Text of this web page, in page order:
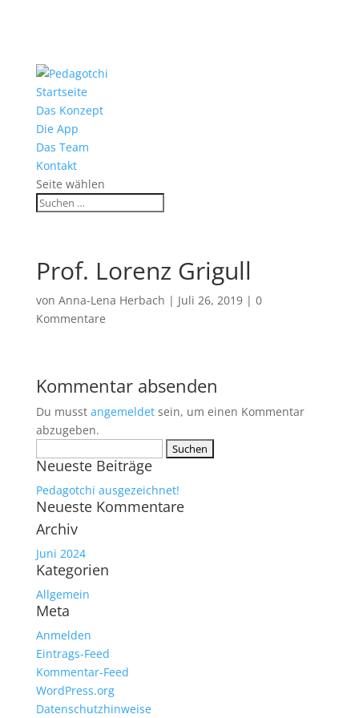
Startseite
Das Konzept
Die App
Das Team
Kontakt
Seite wählen
Prof. Lorenz Grigull
von Anna-Lena Herbach | Juli 26, 2019| 0
Kommentare
Kommentar absenden
Du musst angemeldetsein, um einen Kommentar
abzugeben.
nach:
Neueste Beiträge
Pedagotchi ausgezeichnet!
Neueste Kommentare
Archiv
Juni 2024
Kategorien
Allgemein
Meta
Anmelden
Eintrags-Feed
Kommentar-Feed
WordPress.org
Datenschutzhinweise